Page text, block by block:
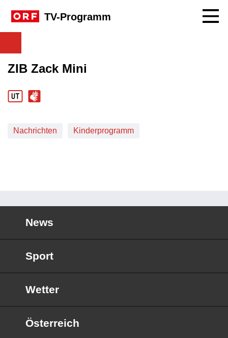
TV-Programm
ZIB Zack Mini
Nachrichten Kinderprogramm
News
Sport
Wetter
Österreich